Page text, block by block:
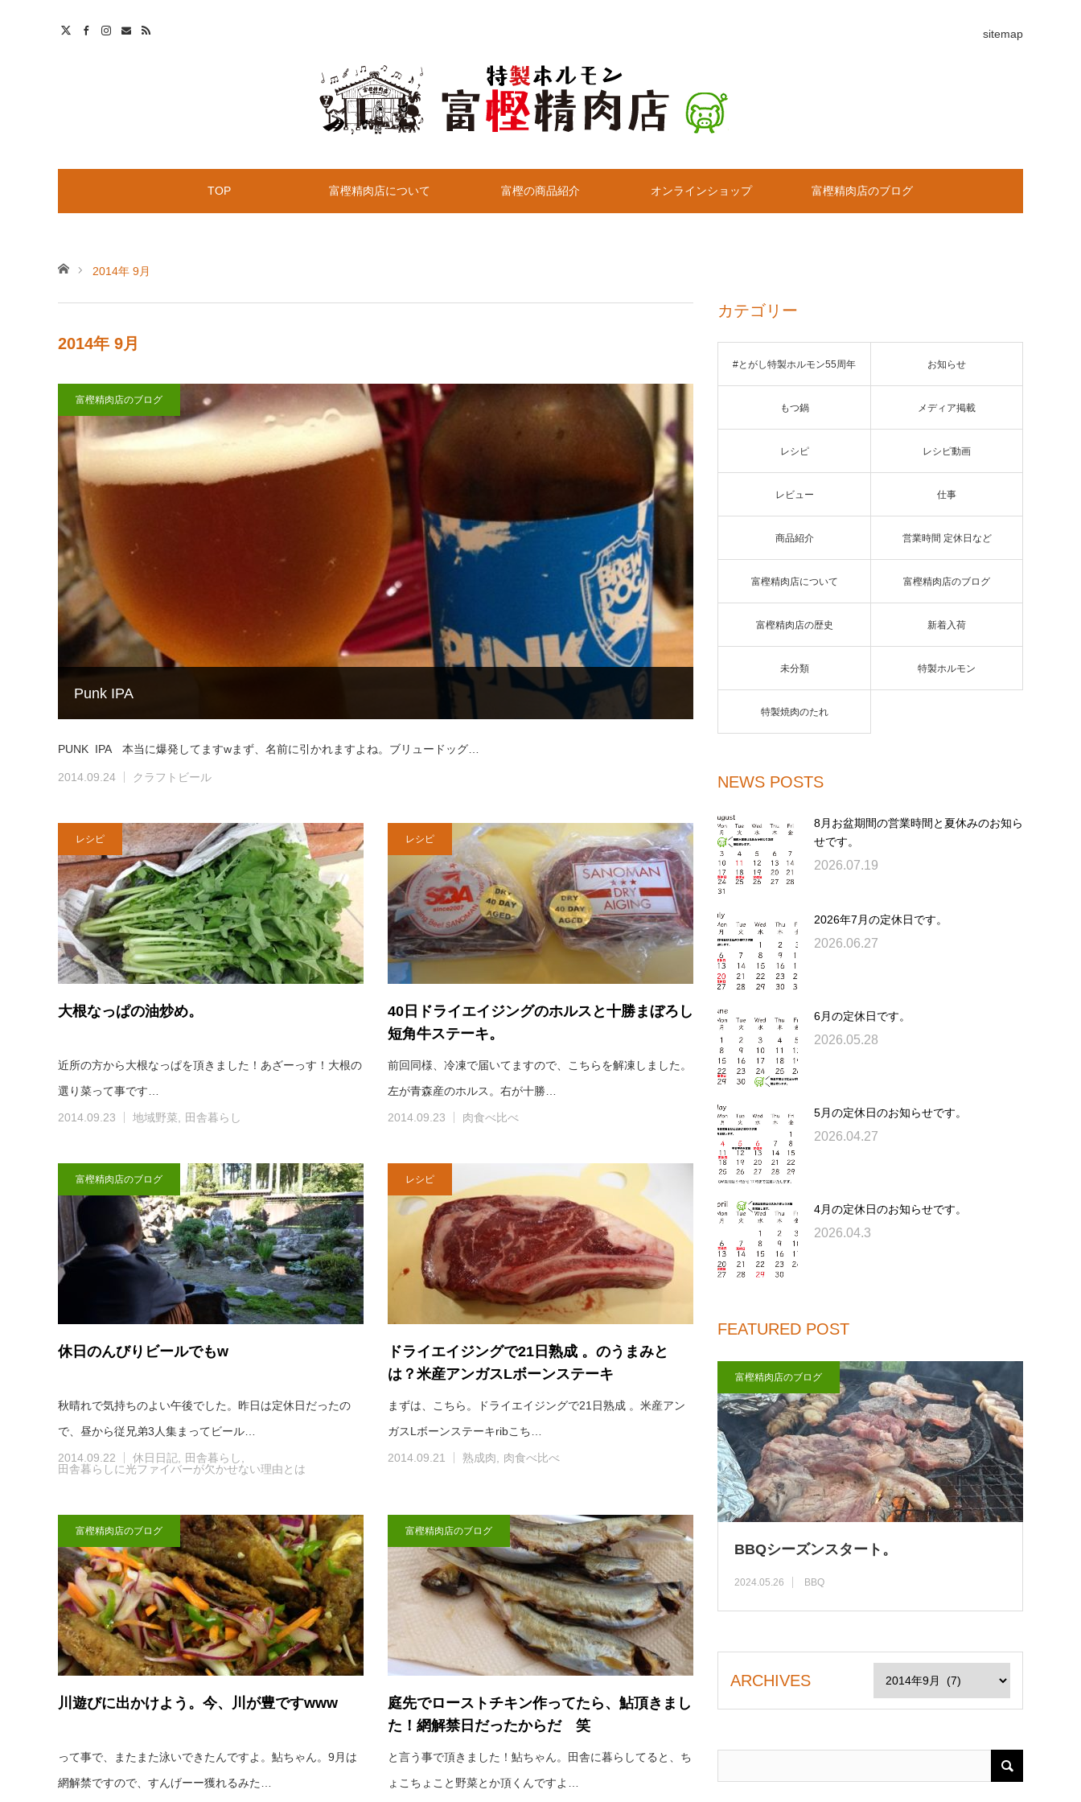
TOP 富樫精肉店について 富樫の商品紹介 オンラインショップ 富樫精肉店のブログ
sitemap
ホーム2014年 9月
2014年 9月
富樫精肉店のブログ
Punk IPA
PUNK IPA 本当に爆発してますwまず、名前に引かれますよね。ブリュードッグ…
2014.09.24 クラフトビール
レシピ
大根なっぱの油炒め。
近所の方から大根なっぱを頂きました！あざーっす！大根の
選り菜って事です…
2014.09.23 地域野菜 田舎暮らし
レシピ
40日ドライエイジングのホルスと十勝まぼろし
短角牛ステーキ。
前回同様、冷凍で届いてますので、こちらを解凍しました。
左が青森産のホルス。右が十勝…
2014.09.23 肉食べ比べ
富樫精肉店のブログ
休日のんびりビールでもw
秋晴れで気持ちのよい午後でした。昨日は定休日だったの
で、昼から従兄弟3人集まってビール…
2014.09.22 休日日記
田舎暮らし
田舎暮らしに光ファイバーが欠かせない理由とは
レシピ
ドライエイジングで21日熟成 。のうまみと
は？米産アンガスLボーンステーキ
まずは、こちら。ドライエイジングで21日熟成 。米産アン
ガスLボーンステーキribこち…
2014.09.21 熟成肉 肉食べ比べ
富樫精肉店のブログ
川遊びに出かけよう。今、川が豊ですwww
って事で、またまた泳いできたんですよ。鮎ちゃん。9月は
網解禁ですので、すんげーー獲れるみた…
富樫精肉店のブログ
庭先でローストチキン作ってたら、鮎頂きまし
た！網解禁日だったからだ 笑
と言う事で頂きました！鮎ちゃん。田舎に暮らしてると、ち
ょこちょこと野菜とか頂くんですよ…
カテゴリー
#とがし特製ホルモン55周年 お知らせ
もつ鍋 メディア掲載
レシピ レシピ動画
レビュー 仕事
商品紹介 営業時間 定休日など
富樫精肉店について 富樫精肉店のブログ
富樫精肉店の歴史 新着入荷
未分類 特製ホルモン
特製焼肉のたれ
NEWS POSTS
8月お盆期間の営業時間と夏休みのお知ら
せです。
2026.07.19
2026年7月の定休日です。
2026.06.27
6月の定休日です。
2026.05.28
5月の定休日のお知らせです。
2026.04.27
4月の定休日のお知らせです。
2026.04.3
FEATURED POST
富樫精肉店のブログ
BBQシーズンスタート。
2024.05.26 BBQ
ARCHIVES